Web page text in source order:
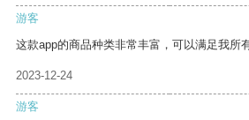
游客
这款app的商品种类非常丰富，可以满足我所
2023-12-24
游客